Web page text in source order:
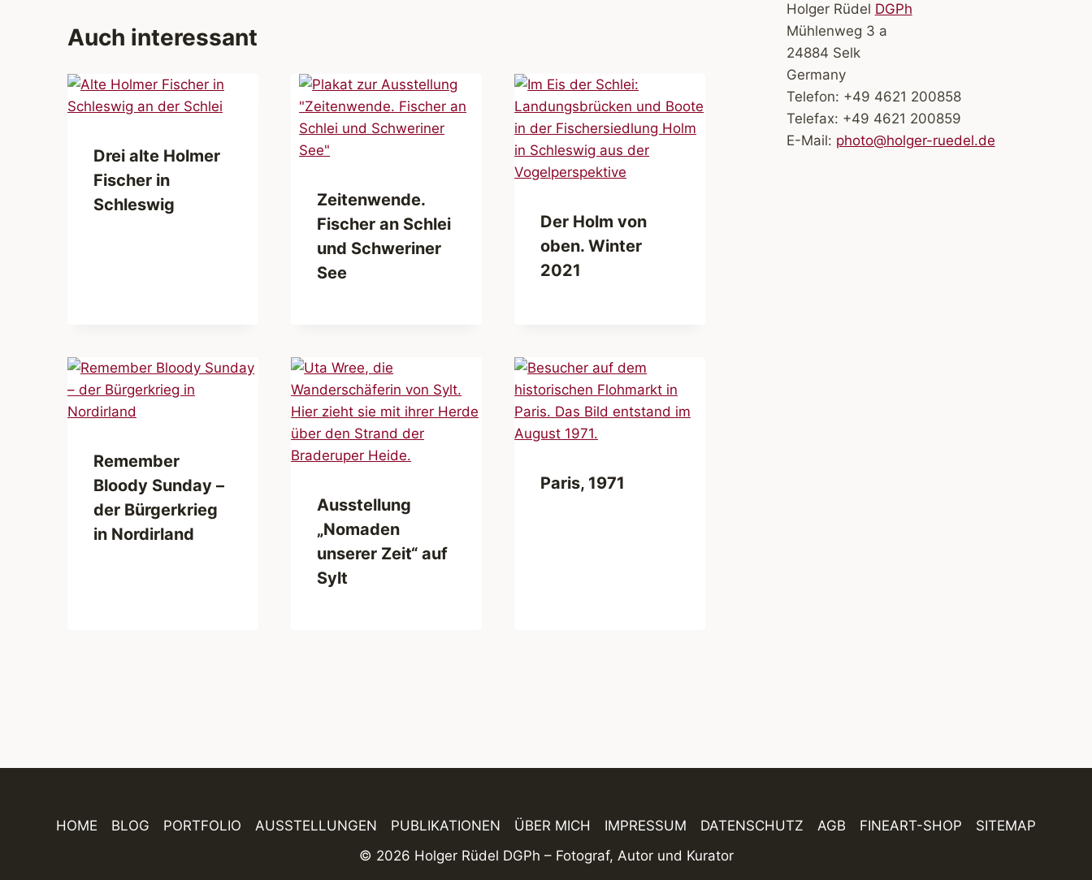
Auch interessant
Drei alte Holmer
Fischer in
Schleswig
Zeitenwende.
Fischer an Schlei
und Schweriner
See
Der Holm von
oben. Winter
2021
Remember
Bloody Sunday –
der Bürgerkrieg
in Nordirland
Ausstellung
„Nomaden
unserer Zeit“ auf
Sylt
Paris, 1971
Holger Rüdel DGPh
Mühlenweg 3 a
24884 Selk
Germany
Telefon: +49 4621 200858
Telefax: +49 4621 200859
E-Mail: photo@holger-ruedel.de
HOME BLOG PORTFOLIO AUSSTELLUNGEN PUBLIKATIONEN ÜBER MICH IMPRESSUM DATENSCHUTZ AGB FINEART-SHOP
SITEMAP
© 2026 Holger Rüdel DGPh – Fotograf, Autor und Kurator